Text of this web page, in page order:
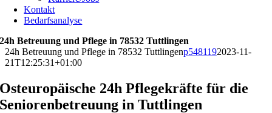
Kontakt
Bedarfsanalyse
24h Betreuung und Pflege in 78532 Tuttlingen
24h Betreuung und Pflege in 78532 Tuttlingenp5481192023-11-
21T12:25:31+01:00
Osteuropäische 24h Pflegekräfte für die
Seniorenbetreuung in Tuttlingen